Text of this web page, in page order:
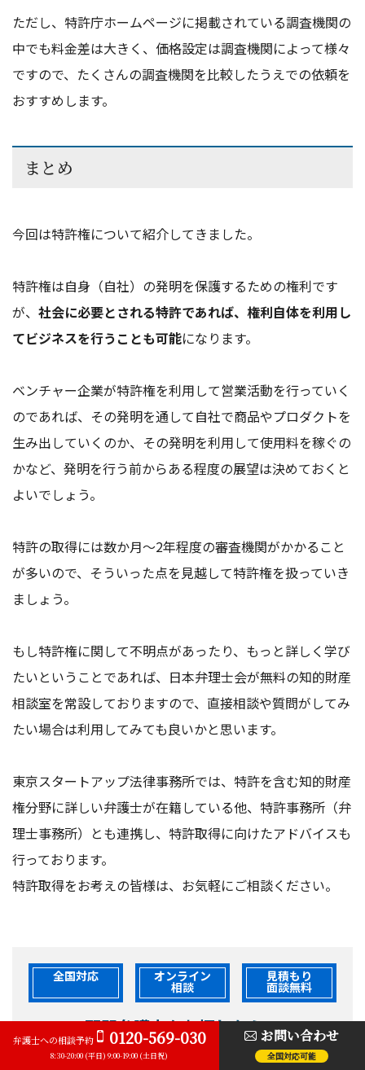
ただし、特許庁ホームページに掲載されている調査機関の
中でも料金差は大きく、価格設定は調査機関によって様々
ですので、たくさんの調査機関を比較したうえでの依頼を
おすすめします。
まとめ
今回は特許権について紹介してきました。
特許権は自身（自社）の発明を保護するための権利です
が、 社会に必要とされる特許であれば、権利自体を利用し
てビジネスを行うことも可能になります。
ベンチャー企業が特許権を利用して営業活動を行っていく
のであれば、その発明を通して自社で商品やプロダクトを
生み出していくのか、その発明を利用して使用料を稼ぐの
かなど、発明を行う前からある程度の展望は決めておくと
よいでしょう。
特許の取得には数か月～2年程度の審査機関がかかること
が多いので、そういった点を見越して特許権を扱っていき
ましょう。
もし特許権に関して不明点があったり、もっと詳しく学び
たいということであれば、日本弁理士会が無料の知的財産
相談室を常設しておりますので、直接相談や質問がしてみ
たい場合は利用してみても良いかと思います。
東京スタートアップ法律事務所では、特許を含む知的財産
権分野に詳しい弁護士が在籍している他、特許事務所（弁
理士事務所）とも連携し、特許取得に向けたアドバイスも
行っております。
特許取得をお考えの皆様は、お気軽にご相談ください。
全国対応 オンライン
相談
見積もり
面談無料
顧問弁護士をお探しなら、
東京スタートアップ法律事務所まで
弁護士への相談予約 0120-569-030
8:30-20:00 (平日) 9:00-19:00 (土日祝)
お問い合わせ
全国対応可能